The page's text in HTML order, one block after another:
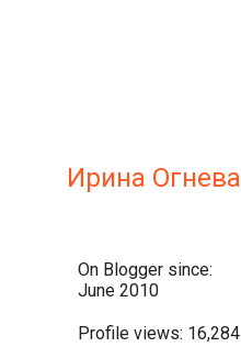
Ирина Огнева
On Blogger since:
June 2010
Profile views: 16,284